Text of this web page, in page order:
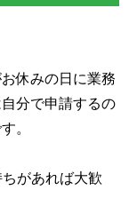
休みの日に業務
分で申請するの
。
があれば大歓